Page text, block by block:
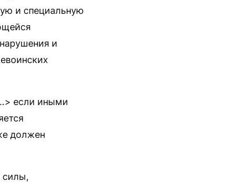
и специальную
и
если иными
должен
силы,